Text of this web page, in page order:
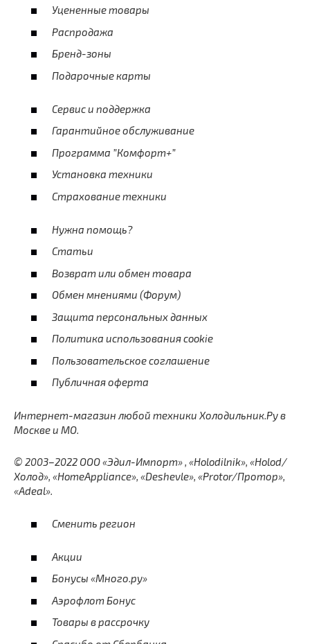
Уцененные товары
Распродажа
Бренд-зоны
Подарочные карты
Сервис и поддержка
Гарантийное обслуживание
Программа ”Комфорт+”
Установка техники
Страхование техники
Нужна помощь?
Статьи
Возврат или обмен товара
Обмен мнениями (Форум)
Защита персональных данных
Политика использования cookie
Пользовательское соглашение
Публичная оферта
Интернет-магазин любой техники Холодильник.Ру в
Москве и МО.
© 2003–2022 ООО «Эдил-Импорт» , «Holodilnik», «Holod/
Холод», «HomeAppliance», «Deshevle», «Protor/Протор»,
«Adeal».
Сменить регион
Акции
Бонусы «Много.ру»
Аэрофлот Бонус
Товары в рассрочку